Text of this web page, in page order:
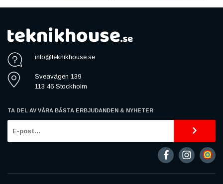
info@teknikhouse.se
Sveavägen 139
113 46 Stockholm
TA DEL AV VÅRA BÄSTA ERBJUDANDEN & NYHETER